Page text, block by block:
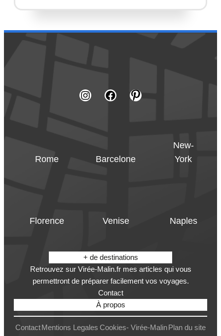
Rome Barcelone
New-
York
Florence Venise Naples
+ de destinations
Retrouvez sur Virée-Malin.fr mes articles qui vous
permettront de préparer facilement vos voyages.
Contact
À propos
Contact Mentions Legales Cookies- Virée-Malin Plan du site